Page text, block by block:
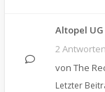
Altopel UG
2
von The
Letzter